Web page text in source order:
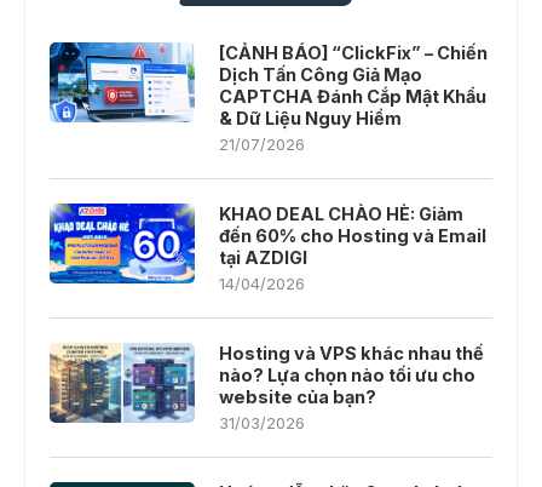
[CẢNH BÁO] “ClickFix” – Chiến
Dịch Tấn Công Giả Mạo
CAPTCHA Đánh Cắp Mật Khẩu
& Dữ Liệu Nguy Hiểm
21/07/2026
KHAO DEAL CHÀO HÈ: Giảm
đến 60% cho Hosting và Email
tại AZDIGI
14/04/2026
Hosting và VPS khác nhau thế
nào? Lựa chọn nào tối ưu cho
website của bạn?
31/03/2026